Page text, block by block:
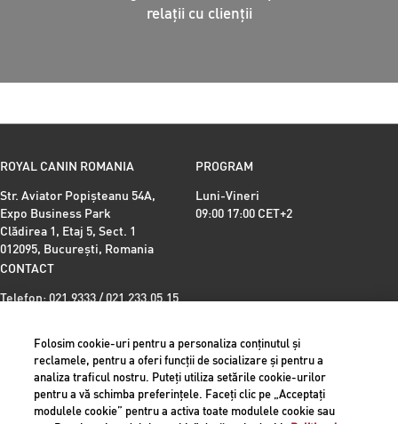
relații cu clienții
ROYAL CANIN ROMANIA
Str. Aviator Popișteanu 54A,
Expo Business Park
Clădirea 1, Etaj 5, Sect. 1
012095, București, Romania
PROGRAM
Luni-Vineri
09:00 17:00 CET+2
CONTACT
Telefon: 021.9333 / 021.233.05.15
Romania
Folosim cookie-uri pentru a personaliza conținutul și
reclamele, pentru a oferi funcții de socializare și pentru a
analiza traficul nostru. Puteți utiliza setările cookie-urilor
pentru a vă schimba preferințele. Faceți clic pe „Acceptați
modulele cookie” pentru a activa toate modulele cookie sau